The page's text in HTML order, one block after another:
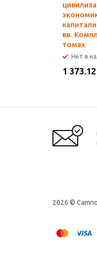
вв.
томах
Нет в
1 373.12
2026 ©